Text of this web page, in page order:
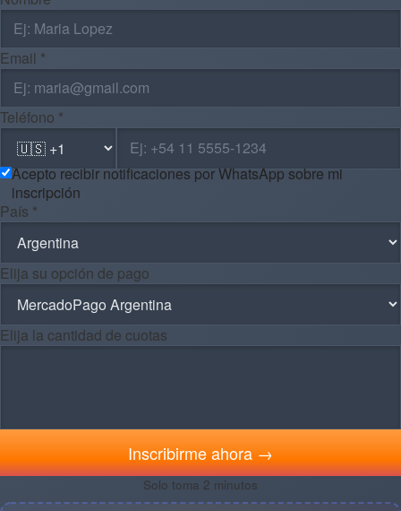
Email *
Teléfono *
Acepto recibir notificaciones por WhatsApp sobre mi
inscripción
País *
Elija su opción de pago
Elija la cantidad de cuotas
Inscribirme ahora →
Solo toma 2 minutos